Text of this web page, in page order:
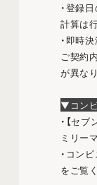
・登録
計算は
・即時
ご契約
が異な
▼コン
・【セ
ミリー
・コン
をご覧